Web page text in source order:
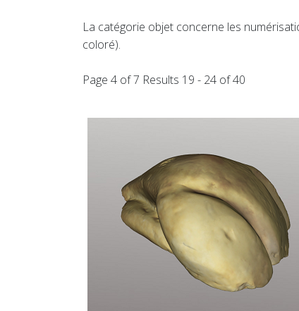
La catégorie objet concerne les
coloré).
Page 4 of 7 Results 19 - 24 of 40